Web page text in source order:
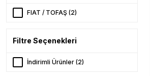
FIAT / TOFAŞ (2)
Filtre Seçenekleri
İndirimli Ürünler (2)